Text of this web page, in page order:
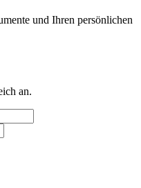
und Ihren persönlichen
an.